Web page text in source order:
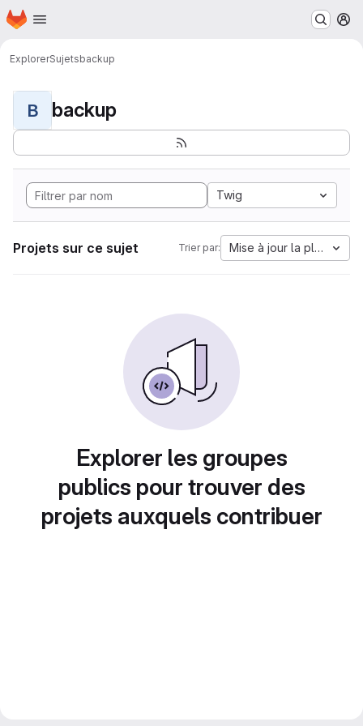
Passer au contenu principal
Page d'accueil
ExplorerSujetsbackup
B backup
Twig
Projets sur ce sujet Trier par: Mise à jour la plus
Explorer les groupes
publics pour trouver des
projets auxquels contribuer